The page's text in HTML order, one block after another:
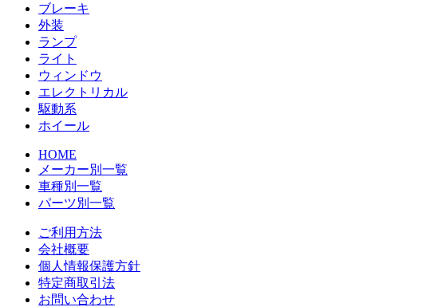
ブレーキ
外装
ランプ
ライト
ウィンドウ
エレクトリカル
駆動系
ホイール
HOME
メーカー別一覧
車種別一覧
パーツ別一覧
ご利用方法
会社概要
個人情報保護方針
特定商取引法
お問い合わせ